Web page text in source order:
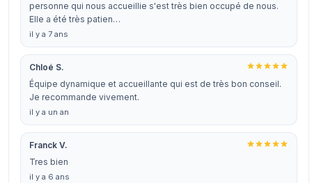
personne qui nous accueillie s'est très bien occupé de nous.
Elle a été très patien…
il y a 7 ans
Chloé S.
Équipe dynamique et accueillante qui est de très bon conseil.
Je recommande vivement.
il y a un an
Franck V.
Tres bien
il y a 6 ans